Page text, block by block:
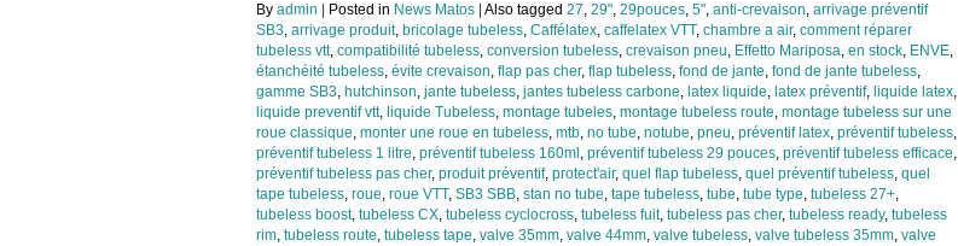
By admin Posted in News Matos Also tagged 27, 29", 29pouces, 5", anti-crevaison, arrivage préventif
SB3, arrivage produit, bricolage tubeless, Caffélatex, caffelatex VTT, chambre a air, comment réparer
tubeless vtt, compatibilité tubeless, conversion tubeless, crevaison pneu, Effetto Mariposa, en stock, ENVE,
étanchéité tubeless, évite crevaison, flap pas cher, flap tubeless, fond de jante, fond de jante tubeless,
gamme SB3, hutchinson, jante tubeless, jantes tubeless carbone, latex liquide, latex préventif, liquide latex,
liquide preventif vtt, liquide Tubeless, montage tubeles, montage tubeless route, montage tubeless sur une
roue classique, monter une roue en tubeless, mtb, no tube, notube, pneu, préventif latex, préventif tubeless,
préventif tubeless 1 litre, préventif tubeless 160ml , préventif tubeless 29 pouces, préventif tubeless efficace,
préventif tubeless pas cher, produit préventif, protect'air, quel flap tubeless, quel préventif tubeless, quel
tape tubeless, roue, roue VTT, SB3 SBB, stan no tube, tape tubeless, tube, tube type, tubeless 27+,
tubeless boost, tubeless CX, tubeless cyclocross, tubeless fuit, tubeless pas cher, tubeless ready, tubeless
rim, tubeless route, tubeless tape, valve 35mm, valve 44mm, valve tubeless, valve tubeless 35mm, valve